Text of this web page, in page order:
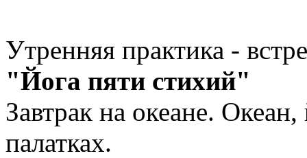
Утренняя практика -
"Йога пяти стихий"
Завтрак на океане.
палатках.